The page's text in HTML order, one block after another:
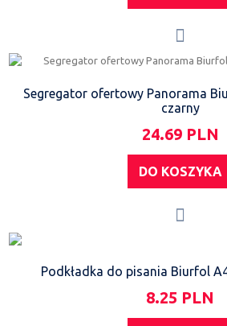
Segregator ofertowy Panorama
czarny
24.69 PLN
DO KOSZYKA
Podkładka do pisania Biurfol
8.25 PLN